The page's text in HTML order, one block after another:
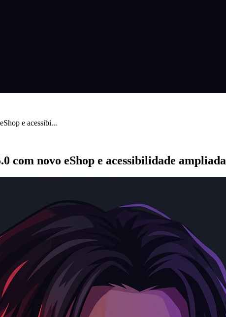
e acessibi...
com novo eShop e acessibilidade ampliada